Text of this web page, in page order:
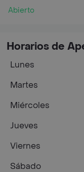
Abierto
Horarios de
Lunes
Martes
Miércoles
Jueves
Viernes
Sábado